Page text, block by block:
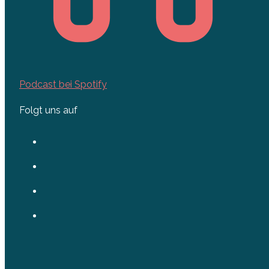
Podcast bei Spotify
Folgt uns auf